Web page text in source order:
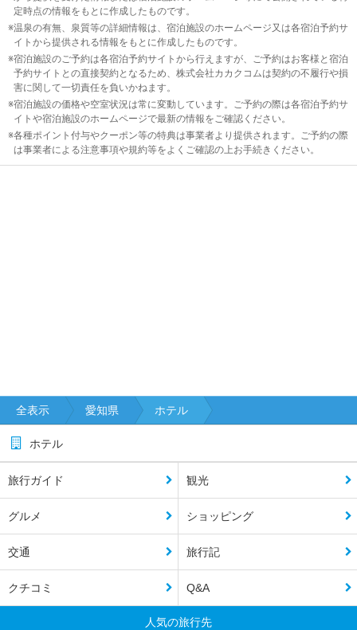
定時点の情報をもとに作成したものです。
温泉の有無、泉質等の詳細情報は、宿泊施設のホームページ又は各宿泊予約サ
イトから提供される情報をもとに作成したものです。
宿泊施設のご予約は各宿泊予約サイトから行えますが、ご予約はお客様と宿泊
予約サイトとの直接契約となるため、株式会社カカクコムは契約の不履行や損
害に関して一切責任を負いかねます。
宿泊施設の価格や空室状況は常に変動しています。ご予約の際は各宿泊予約サ
イトや宿泊施設のホームページで最新の情報をご確認ください。
各種ポイント付与やクーポン等の特典は事業者より提供されます。ご予約の際
は事業者による注意事項や規約等をよくご確認の上お手続きください。
全表示 愛知県 ホテル
ホテル
旅行ガイド 観光
グルメ ショッピング
交通 旅行記
クチコミ Q&A
人気の旅行先